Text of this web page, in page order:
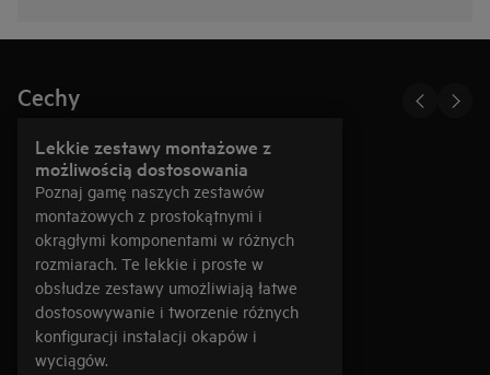
Cechy
Lekkie zestawy montażowe z
możliwością dostosowania
Poznaj gamę naszych zestawów
montażowych z prostokątnymi i
okrągłymi komponentami w różnych
rozmiarach. Te lekkie i proste w
obsłudze zestawy umożliwiają łatwe
dostosowywanie i tworzenie różnych
konfiguracji instalacji okapów i
wyciągów.